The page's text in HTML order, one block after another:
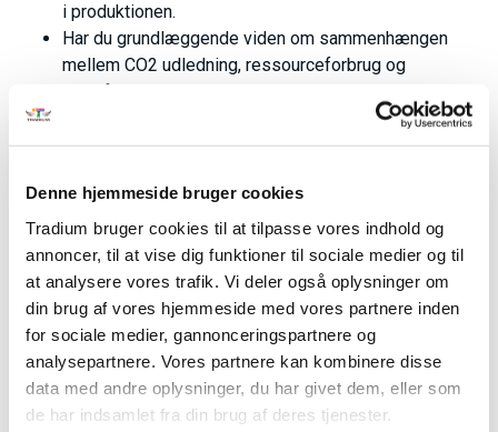
Denne hjemmeside bruger cookies
Tradium bruger cookies til at tilpasse vores indhold og
annoncer, til at vise dig funktioner til sociale medier og til
at analysere vores trafik. Vi deler også oplysninger om
din brug af vores hjemmeside med vores partnere inden
for sociale medier, gannonceringspartnere og
analysepartnere. Vores partnere kan kombinere disse
data med andre oplysninger, du har givet dem, eller som
de har indsamlet fra din brug af deres tjenester.
i produktionen.
Har du grundlæggende viden om sammenhængen
mellem CO2 udledning, ressourceforbrug og
klimaforandringer.
Har du forståelse for, hvorfor det er nødvendigt for
medarbejdere at bidrage til grøn omstilling af
Kender du egne muligheder for at bidrage til grøn
omstilling i produktionen.
Efter gennemført kursus kan du:
Skelne mellem fossile brændsler og bæredygtige
energikilder, og har grundlæggende indsigt i, hvor
disse anvendes i industrien.
Foretage en CO2-beregning ved hjælp af en enkel,
webbaseret CO2-beregner.